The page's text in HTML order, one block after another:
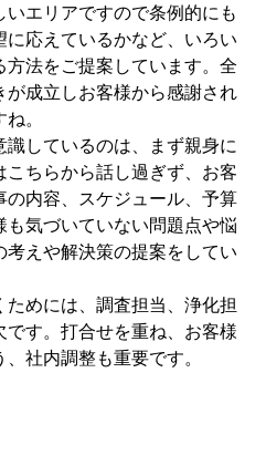
エリアですので条例的にも
に応えているかなど、いろい
法をご提案しています。全
が成立しお客様から感謝され
。
しているのは、まず親身に
ちらから話し過ぎず、お客
の内容、スケジュール、予算
気づいていない問題点や悩
えや解決策の提案をしてい
めには、調査担当、浄化担
す。打合せを重ね、お客様
社内調整も重要です。